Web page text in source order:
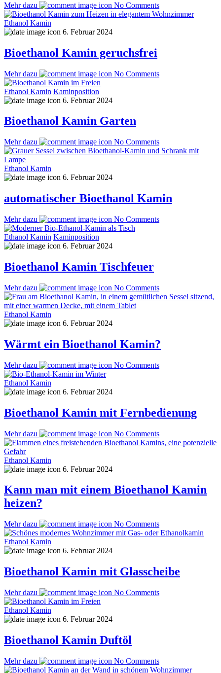
Mehr dazu No Comments
Ethanol Kamin
6. Februar 2024
Bioethanol Kamin geruchsfrei
Mehr dazu No Comments
Ethanol Kamin Kaminposition
6. Februar 2024
Bioethanol Kamin Garten
Mehr dazu No Comments
Ethanol Kamin
6. Februar 2024
automatischer Bioethanol Kamin
Mehr dazu No Comments
Ethanol Kamin Kaminposition
6. Februar 2024
Bioethanol Kamin Tischfeuer
Mehr dazu No Comments
Ethanol Kamin
6. Februar 2024
Wärmt ein Bioethanol Kamin?
Mehr dazu No Comments
Ethanol Kamin
6. Februar 2024
Bioethanol Kamin mit Fernbedienung
Mehr dazu No Comments
Ethanol Kamin
6. Februar 2024
Kann man mit einem Bioethanol Kamin
heizen?
Mehr dazu No Comments
Ethanol Kamin
6. Februar 2024
Bioethanol Kamin mit Glasscheibe
Mehr dazu No Comments
Ethanol Kamin
6. Februar 2024
Bioethanol Kamin Duftöl
Mehr dazu No Comments